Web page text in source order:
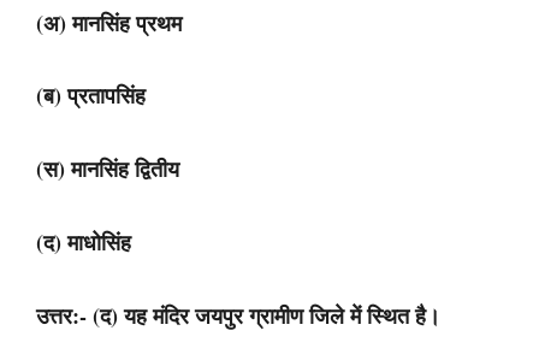
(अ) मानसिंह प्रथम
(ब) प्रतापसिंह
(स) मानसिंह द्वितीय
(द) माधोसिंह
उत्तर:- (द) यह मंदिर जयपुर ग्रामीण जिले में स्थित है।